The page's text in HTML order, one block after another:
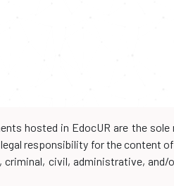
hosted in EdocUR are the
responsibility for the content
civil, administrative,